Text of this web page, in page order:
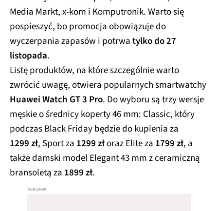
Media Markt, x‑kom i Komputronik. Warto się
pospieszyć, bo promocja obowiązuje do
wyczerpania zapasów i potrwa tylko do 27
listopada
Listę produktów, na które szczególnie warto
zwrócić uwagę, otwiera popularnych smartwatchy
Huawei Watch GT 3 Pro . Do wyboru są trzy wersje
męskie o średnicy koperty 46 mm: Classic, który
podczas Black Friday będzie do kupienia za
1299 zł, Sport za 1299 złoraz Elite za 1799 zł, a
także damski model Elegant 43 mm z ceramiczną
bransoletą za 1899 zł.